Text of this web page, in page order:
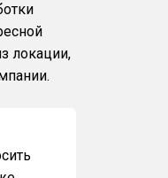
локации,